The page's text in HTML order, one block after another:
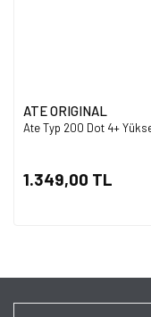
ATE ORIGINAL
Ate Typ 200 Dot 4+
1.349,00 TL